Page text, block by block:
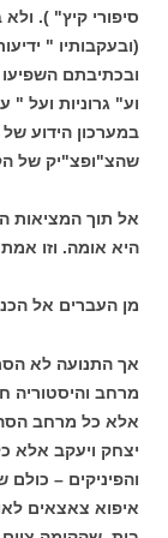
סיפורי קיץ" ).
(ובעקבותיו "
ובכתיבתם
וע" גרוניות
במערכון הידוע
שהצ"ופצ"יק של
אל תוך המציאות
היא אומה. וזו
מן העברים אל
אך התנועה לא
מרחב והיסטוריה
אלא כל מרחב
יצחק ויעקב אלא
והפיניקים –
איפוא צאצאים